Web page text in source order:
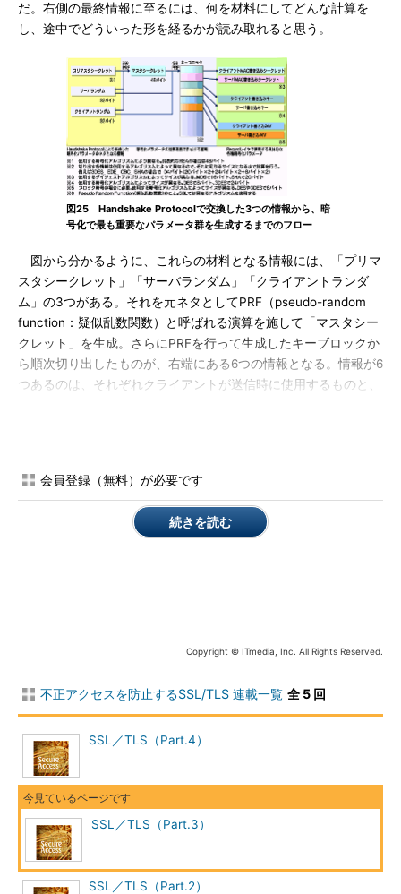
だ。右側の最終情報に至るには、何を材料にしてどんな計算を
し、途中でどういった形を経るかが読み取れると思う。
図25 Handshake Protocolで交換した3つの情報から、暗
号化で最も重要なパラメータ群を生成するまでのフロー
図から分かるように、これらの材料となる情報には、「プリマ
スタシークレット」「サーバランダム」「クライアントランダ
ム」の3つがある。それを元ネタとしてPRF（pseudo-random
function：疑似乱数関数）と呼ばれる演算を施して「マスタシー
クレット」を生成。さらにPRFを行って生成したキーブロックか
ら順次切り出したものが、右端にある6つの情報となる。情報が6
つあるのは、それぞれクライアントが送信時に使用するものと、
てを所有していなければならない。理由は簡単だ。例えばサーバ
が自分で送信するデータは「サーバ書き込みキー」を使って暗号
化するが、クライアントから受信したデータは「クライアント書
その名のとおりマスタシークレットの前駆情報に相当するも
の。キー交換アルゴリズムによってそのサイズは異なる。図26
に示すように、RSAを使用する場合は、2バイトのversion番号と
46バイトのクライアントが生成した乱数により構成される。こ
の情報は、Handshake Protocolの1つClient Key Exchangeに含ま
れており、サーバに向けて送信されるときには全体がサーバの公
開鍵で暗号化されている。
会員登録（無料）が必要です
続きを読む
Copyright © ITmedia, Inc. All Rights Reserved.
不正アクセスを防止するSSL/TLS 連載一覧 全 5 回
SSL／TLS（Part.4）
SSL／TLS（Part.3）
SSL／TLS（Part.2）